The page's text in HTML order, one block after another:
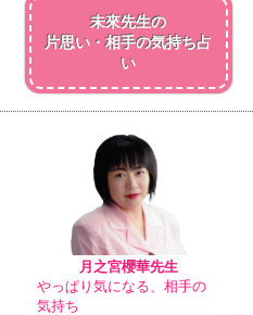
未來先生の
片思い・相手の気持ち占
い
月之宮櫻華先生
やっぱり気になる、相手の
気持ち